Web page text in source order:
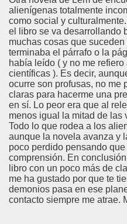
alienígenas totalmente
como social y
el libro se va desarrollando
muchas cosas que
terminaba el párrafo o la
había leído ( y no me
científicas ). Es decir,
ocurre son profusas, no me
claras para hacerme una
en sí. Lo peor era que al
menos igual la mitad de las
Todo lo que rodea a los
aunque la novela avanza y
poco perdido pensando
comprensión. En
libro con un poco más de
me ha gustado por que te
demonios pasa en ese
contacto siempre me atrae.